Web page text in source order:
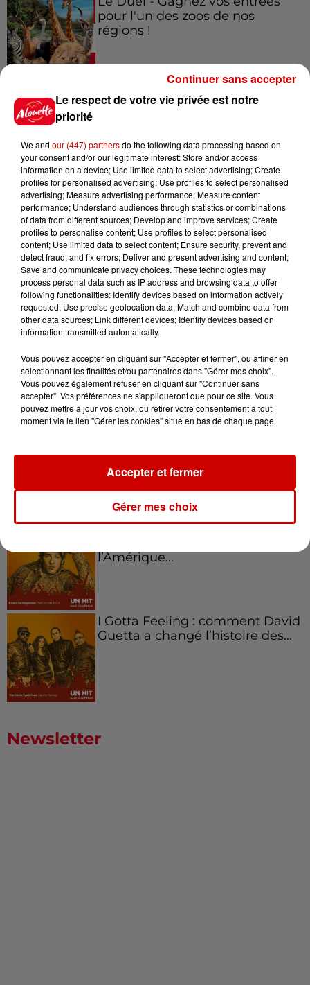
pour l'un des zoos de nos
régions !
Destination Vacances - Gagnez
votre séjour en famille au cœur
Destination Vacances : inscrivez-
vous !
Podcasts Voir plus
emblématique de
l'entrepreneuriat féminin
Boston,...
Born in the U.S.A - Bruce
l’Amérique...
I Gotta Feeling : comment David
Guetta a changé l’histoire des...
Newsletter
Le respect de votre vie privée est notre
priorité
We and our (447) partnersdo the following data processing based on
your consent and/or our legitimate interest: Store and/or access
information on a device; Use limited data to select advertising; Create
profiles for personalised advertising; Use profiles to select personalised
advertising; Measure advertising performance; Measure content
performance; Understand audiences through statistics or combinations
of data from different sources; Develop and improve services; Create
profiles to personalise content; Use profiles to select personalised
content; Use limited data to select content; Ensure security, prevent and
detect fraud, and fix errors; Deliver and present advertising and content;
Save and communicate privacy choices. These technologies may
process personal data such as IP address and browsing data to offer
following functionalities: Identify devices based on information actively
requested; Use precise geolocation data; Match and combine data from
other data sources; Link different devices; Identify devices based on
information transmitted automatically.
Vous pouvez accepter en cliquant sur "Accepter et fermer", ou affiner en
sélectionnant les finalités et/ou partenaires dans "Gérer mes choix".
Vous pouvez également refuser en cliquant sur "Continuer sans
accepter". Vos préférences ne s'appliqueront que pour ce site. Vous
pouvez mettre à jour vos choix, ou retirer votre consentement à tout
moment via le lien "Gérer les cookies" situé en bas de chaque page.
Gérer mes choix
Accepter et fermer
Continuer sans accepter